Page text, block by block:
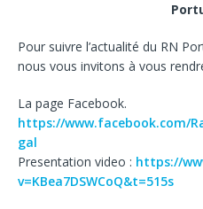
Pour suivre l’actualité du RN
nous vous invitons à vous
La page Facebook.
https://www.facebook.com/
gal
Presentation video : https://
v=KBea7DSWCoQ&t=515s